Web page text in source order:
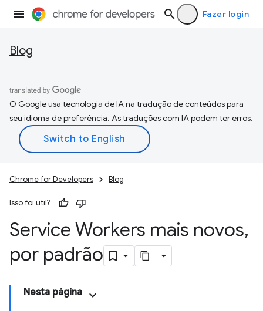
Fazer login
Blog
O Google usa tecnologia de IA na tradução de conteúdos para
seu idioma de preferência. As traduções com IA podem ter erros.
Chrome for Developers Blog
Isso foi útil?
Service Workers mais novos,
por padrão
Nesta página